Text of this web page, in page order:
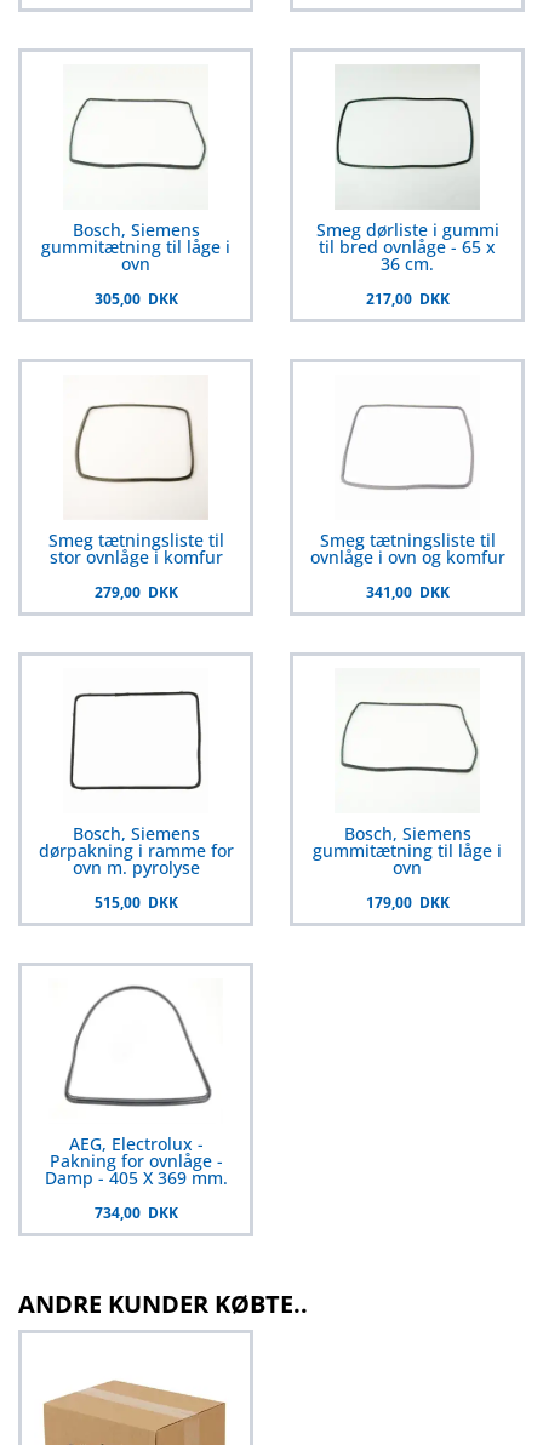
Bosch, Siemens
gummitætning til låge i
ovn
305,00 DKK
Smeg dørliste i gummi
til bred ovnlåge - 65 x
36 cm.
217,00 DKK
Smeg tætningsliste til
stor ovnlåge i komfur
279,00 DKK
Smeg tætningsliste til
ovnlåge i ovn og komfur
341,00 DKK
Bosch, Siemens
dørpakning i ramme for
ovn m. pyrolyse
515,00 DKK
Bosch, Siemens
gummitætning til låge i
ovn
179,00 DKK
AEG, Electrolux -
Pakning for ovnlåge -
Damp - 405 X 369 mm.
734,00 DKK
ANDRE KUNDER KØBTE..